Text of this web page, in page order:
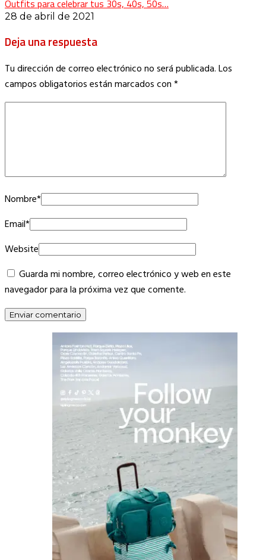
Outfits para celebrar tus 30s, 40s, 50s…
28 de abril de 2021
Deja una respuesta
Tu dirección de correo electrónico no será publicada.Los
campos obligatorios están marcados con*
Nombre*
Email*
Website
Guarda mi nombre, correo electrónico y web en este
navegador para la próxima vez que comente.